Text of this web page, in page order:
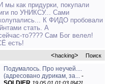
мы как придурки, покупали
по УНИКСУ... Сами
К ФИДО пробовали
стать. А
то???? Сам Бог велел!
есть!
<hacking> Поиск
Подумалось. Про неучей....
(адресовано дурикам, за... -